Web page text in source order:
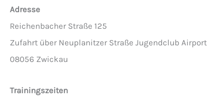
Adresse
Reichenbacher Straße 125
Zufahrt über Neuplanitzer Straße Jugendclub Airport
08056 Zwickau
Trainingszeiten